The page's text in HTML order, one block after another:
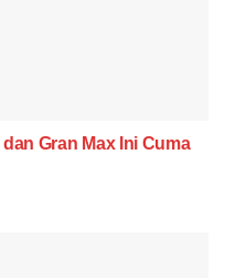
Gran Max Ini Cuma